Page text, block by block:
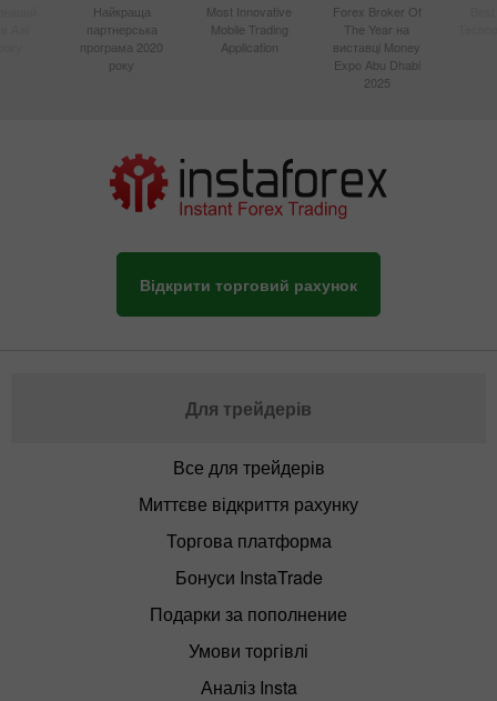
Найкраща
партнерська
програма 2020
року
Most Innovative
Mobile Trading
Application
Forex Broker Of
The Year на
виставці Money
Expo Abu Dhabi
2025
Відкрити торговий рахунок
Для трейдерів
Все для трейдерів
Миттєве відкриття рахунку
Торгова платформа
Бонуси InstaTrade
Подарки за пополнение
Умови торгівлі
Аналіз Insta